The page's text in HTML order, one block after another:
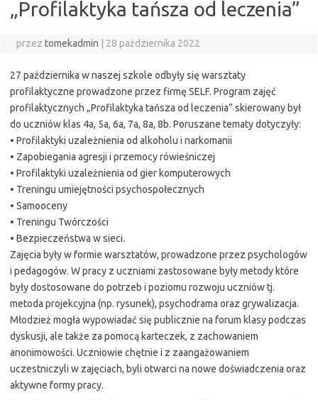
„Profilaktyka tańsza od leczenia”
przez tomekadmin | 28 października 2022
27 października w naszej szkole odbyły się warsztaty
profilaktyczne prowadzone przez firmę SELF. Program zajęć
profilaktycznych „Profilaktyka tańsza od leczenia” skierowany był
do uczniów klas 4a, 5a, 6a, 7a, 8a, 8b. Poruszane tematy dotyczyły:
• Profilaktyki uzależnienia od alkoholu i narkomanii
• Zapobiegania agresji i przemocy rówieśniczej
• Profilaktyki uzależnienia od gier komputerowych
• Treningu umiejętności psychospołecznych
• Samooceny
• Treningu Twórczości
• Bezpieczeństwa w sieci.
Zajęcia były w formie warsztatów, prowadzone przez psychologów
i pedagogów. W pracy z uczniami zastosowane były metody które
były dostosowane do potrzeb i poziomu rozwoju uczniów tj.
metoda projekcyjna (np. rysunek), psychodrama oraz grywalizacja.
Młodzież mogła wypowiadać się publicznie na forum klasy podczas
dyskusji, ale także za pomocą karteczek, z zachowaniem
anonimowości. Uczniowie chętnie i z zaangażowaniem
uczestniczyli w zajęciach, byli otwarci na nowe doświadczenia oraz
aktywne formy pracy.